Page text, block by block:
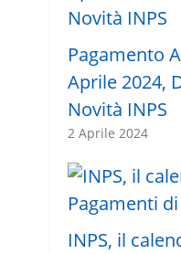
Pagamento
Aprile 2024,
Novità INPS
2 Aprile 2024
INPS, il